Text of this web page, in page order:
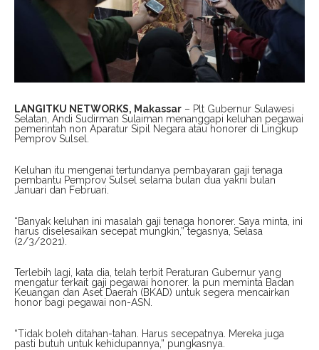
LANGITKU NETWORKS, Makassar – Plt Gubernur Sulawesi
Selatan, Andi Sudirman Sulaiman menanggapi keluhan pegawai
pemerintah non Aparatur Sipil Negara atau honorer di Lingkup
Pemprov Sulsel.
Keluhan itu mengenai tertundanya pembayaran gaji tenaga
pembantu Pemprov Sulsel selama bulan dua yakni bulan
Januari dan Februari.
“Banyak keluhan ini masalah gaji tenaga honorer. Saya minta, ini
harus diselesaikan secepat mungkin,” tegasnya, Selasa
(2/3/2021).
Terlebih lagi, kata dia, telah terbit Peraturan Gubernur yang
mengatur terkait gaji pegawai honorer. Ia pun meminta Badan
Keuangan dan Aset Daerah (BKAD) untuk segera mencairkan
honor bagi pegawai non-ASN.
“Tidak boleh ditahan-tahan. Harus secepatnya. Mereka juga
pasti butuh untuk kehidupannya,” pungkasnya.